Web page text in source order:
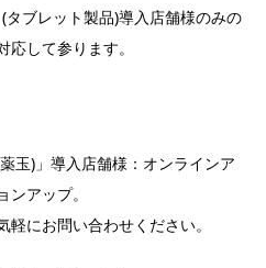
ブレット製品)導入店舗様のみの
して参ります。
玉)」導入店舗様：オンラインア
アップ。
軽にお問い合わせください。